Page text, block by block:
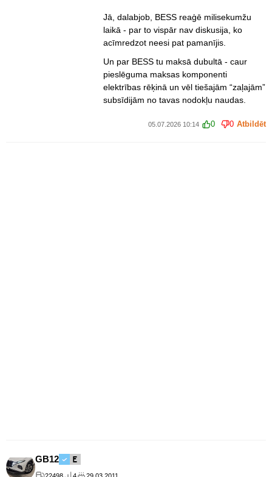
Jā, dalabjob, BESS reaģē milisekumžu
laikā - par to vispār nav diskusija, ko
acīmredzot neesi pat pamanījis.
Un par BESS tu maksā dubultā - caur
pieslēguma maksas komponenti
elektrības rēķinā un vēl tiešajām “zaļajām”
subsīdijām no tavas nodokļu naudas.
05.07.2026 10:14 0 0 Atbildēt
GB12